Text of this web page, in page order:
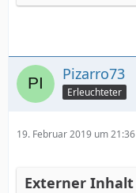
Pizarro73
Erleuchteter
19. Februar 2019 um 21:36
Externer Inhalt